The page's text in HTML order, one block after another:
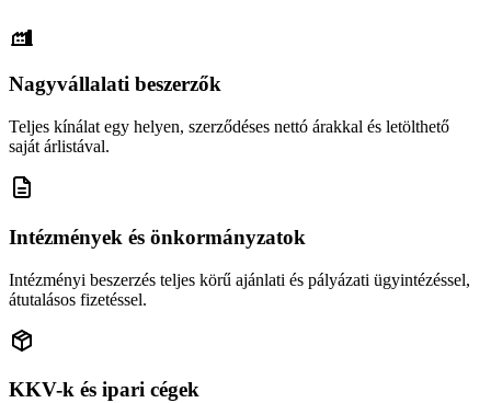
Nagyvállalati beszerzők
Teljes kínálat egy helyen, szerződéses nettó árakkal és letölthető
saját árlistával.
Intézmények és önkormányzatok
Intézményi beszerzés teljes körű ajánlati és pályázati ügyintézéssel,
átutalásos fizetéssel.
KKV-k és ipari cégek